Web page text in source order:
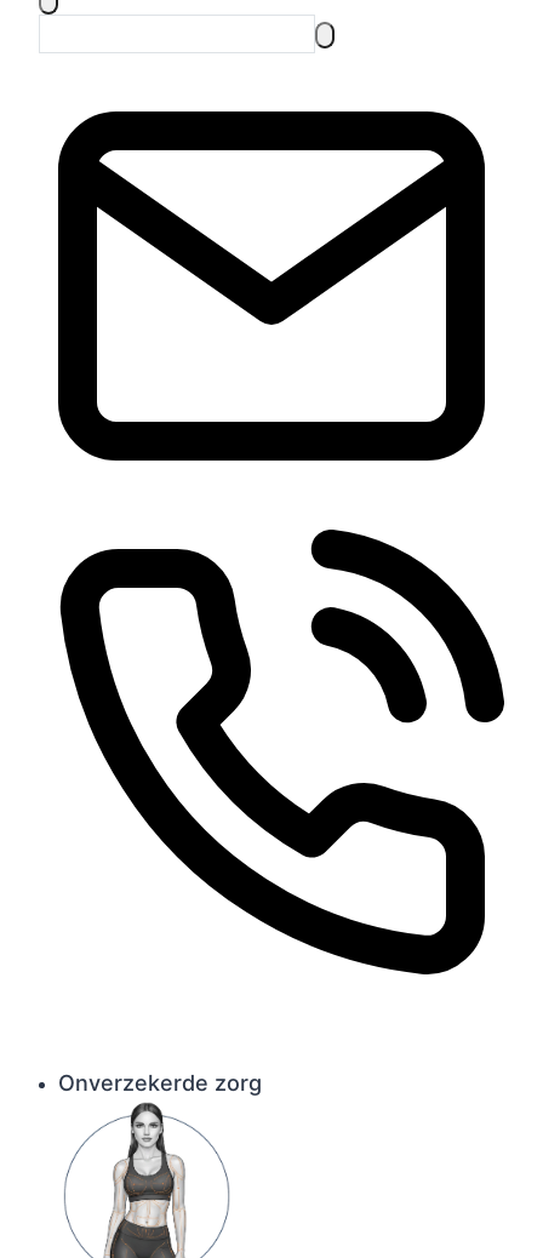
Onverzekerde zorg